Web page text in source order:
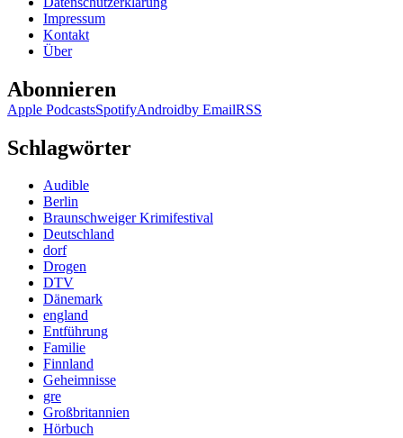
Impressum
Kontakt
Über
Abonnieren
Apple PodcastsSpotifyAndroidby EmailRSS
Schlagwörter
Audible
Berlin
Braunschweiger Krimifestival
Deutschland
dorf
Drogen
DTV
Dänemark
england
Entführung
Familie
Finnland
Geheimnisse
gre
Großbritannien
Hörbuch